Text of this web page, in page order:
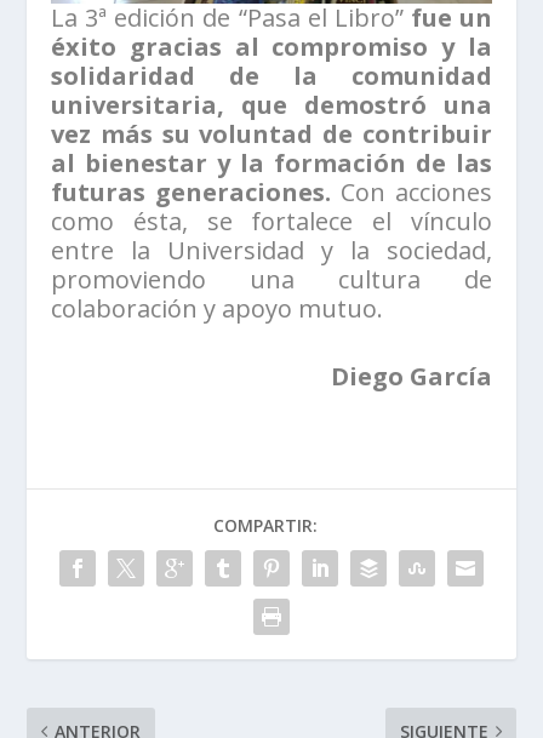
La 3ª edición de “Pasa el Libro” fue un
éxito gracias al compromiso y la
solidaridad de la comunidad
universitaria, que demostró una
vez más su voluntad de contribuir
al bienestar y la formación de las
futuras generaciones. Con acciones
como ésta, se fortalece el vínculo
entre la Universidad y la sociedad,
promoviendo una cultura de
colaboración y apoyo mutuo.
Diego García
COMPARTIR:
ANTERIOR SIGUIENTE